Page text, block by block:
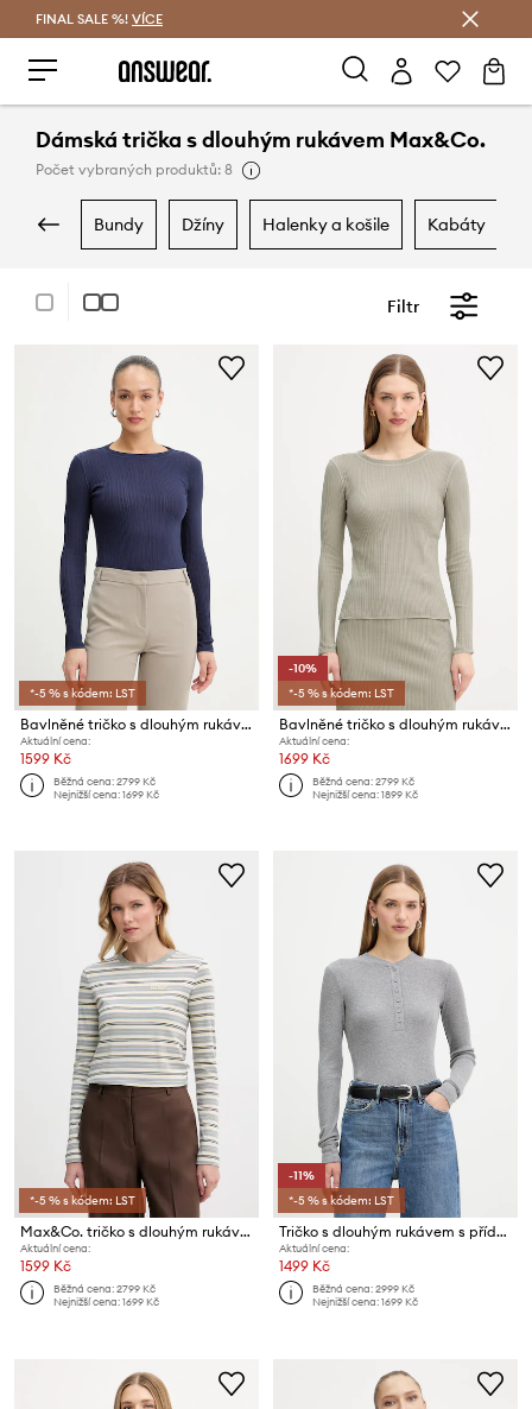
FINAL SALE %! VÍCE
Dámská trička s dlouhým rukávem Max&Co.
Počet vybraných produktů: 8
bundy džíny halenky a košile kabáty
Filtr
*-5 % s kódem: LST
Bavlněné tričko s dlouhým rukávem MAX&Co. MCOTRIONFO
Aktuální cena:
1599 Kč
Běžná cena:2799 Kč
Nejnižší cena:1699 Kč
-10%
*-5 % s kódem: LST
Bavlněné tričko s dlouhým rukávem MAX&Co. MCOTRIONFO
Aktuální cena:
1699 Kč
Běžná cena:2799 Kč
Nejnižší cena:1899 Kč
*-5 % s kódem: LST
Max&Co. tričko s dlouhým rukávem dámské bavlněné MCOMEDUSA
Aktuální cena:
1599 Kč
Běžná cena:2799 Kč
Nejnižší cena:1699 Kč
-11%
*-5 % s kódem: LST
Tričko s dlouhým rukávem s přídavkem vlny MAX&Co.
Aktuální cena:
1499 Kč
Běžná cena:2999 Kč
Nejnižší cena:1699 Kč